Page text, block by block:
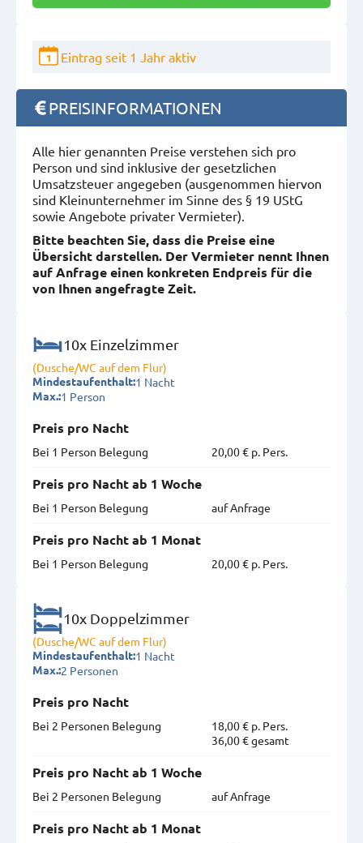
1 Eintrag seit 1 Jahr aktiv
PREISINFORMATIONEN
Alle hier genannten Preise verstehen sich pro
Person und sind inklusive der gesetzlichen
Umsatzsteuer angegeben (ausgenommen hiervon
sind Kleinunternehmer im Sinne des § 19 UStG
sowie Angebote privater Vermieter).
Bitte beachten Sie, dass die Preise eine
Übersicht darstellen. Der Vermieter nennt Ihnen
auf Anfrage einen konkreten Endpreis für die
von Ihnen angefragte Zeit.
10x Einzelzimmer
(Dusche/WC auf dem Flur)
Mindestaufenthalt:1 Nacht
Max.:1 Person
Preis pro Nacht
Bei 1 Person Belegung
20,00 € p. Pers.
Preis pro Nacht ab 1 Woche
Bei 1 Person Belegung
auf Anfrage
Preis pro Nacht ab 1 Monat
Bei 1 Person Belegung
20,00 € p. Pers.
10x Doppelzimmer
(Dusche/WC auf dem Flur)
Mindestaufenthalt:1 Nacht
Max.:2 Personen
Preis pro Nacht
Bei 2 Personen Belegung
18,00 € p. Pers.
36,00 € gesamt
Preis pro Nacht ab 1 Woche
Bei 2 Personen Belegung
auf Anfrage
Preis pro Nacht ab 1 Monat